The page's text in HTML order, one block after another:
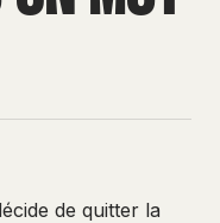
de quitter la